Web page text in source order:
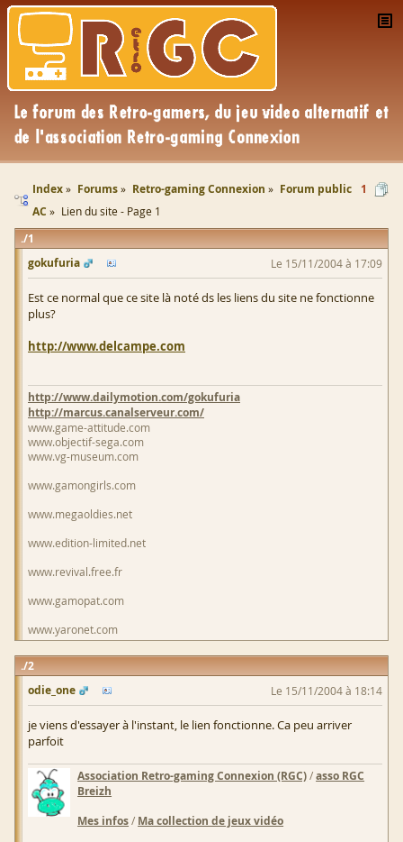
Index Forums Retro-gaming Connexion
Forum public
AC
Lien du site - Page 1
1
1
gokufuria
Le 15/11/2004 à 17:09
Est ce normal que ce site là noté ds les liens du site ne fonctionne
plus?
http://www.delcampe.com
http://www.dailymotion.com/gokufuria
http://marcus.canalserveur.com/
www.game-attitude.com
www.objectif-sega.com
www.vg-museum.com
www.gamongirls.com
www.megaoldies.net
www.edition-limited.net
www.revival.free.fr
www.gamopat.com
www.yaronet.com
2
odie_one
Le 15/11/2004 à 18:14
je viens d'essayer à l'instant, le lien fonctionne. Ca peu arriver
parfoit
Association Retro-gaming Connexion (RGC)/asso RGC
Breizh
Mes infos/ Ma collection de jeux vidéo